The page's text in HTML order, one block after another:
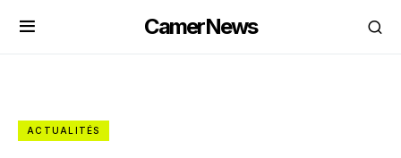
CamerNews
ACTUALITÉS